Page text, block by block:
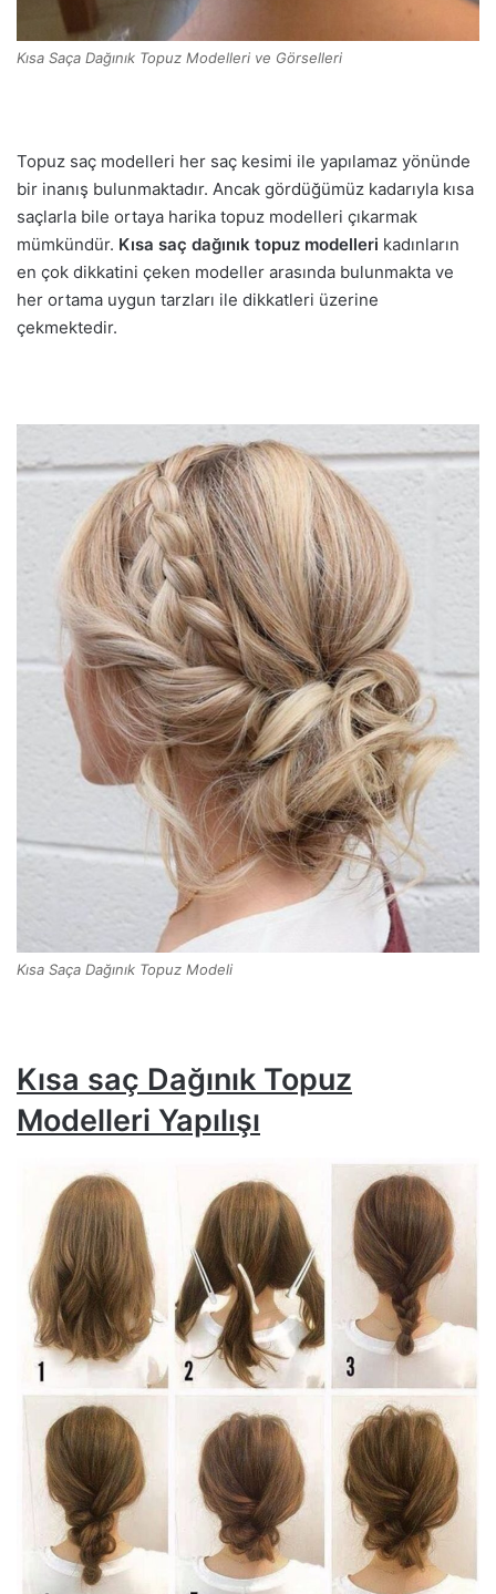
Kısa Saça Dağınık Topuz Modelleri ve Görselleri
Topuz saç modelleri her saç kesimi ile yapılamaz yönünde
bir inanış bulunmaktadır. Ancak gördüğümüz kadarıyla kısa
saçlarla bile ortaya harika topuz modelleri çıkarmak
mümkündür. Kısa saç dağınık topuz modelleri kadınların
en çok dikkatini çeken modeller arasında bulunmakta ve
her ortama uygun tarzları ile dikkatleri üzerine
çekmektedir.
Kısa Saça Dağınık Topuz Modeli
Kısa saç Dağınık Topuz
Modelleri Yapılışı